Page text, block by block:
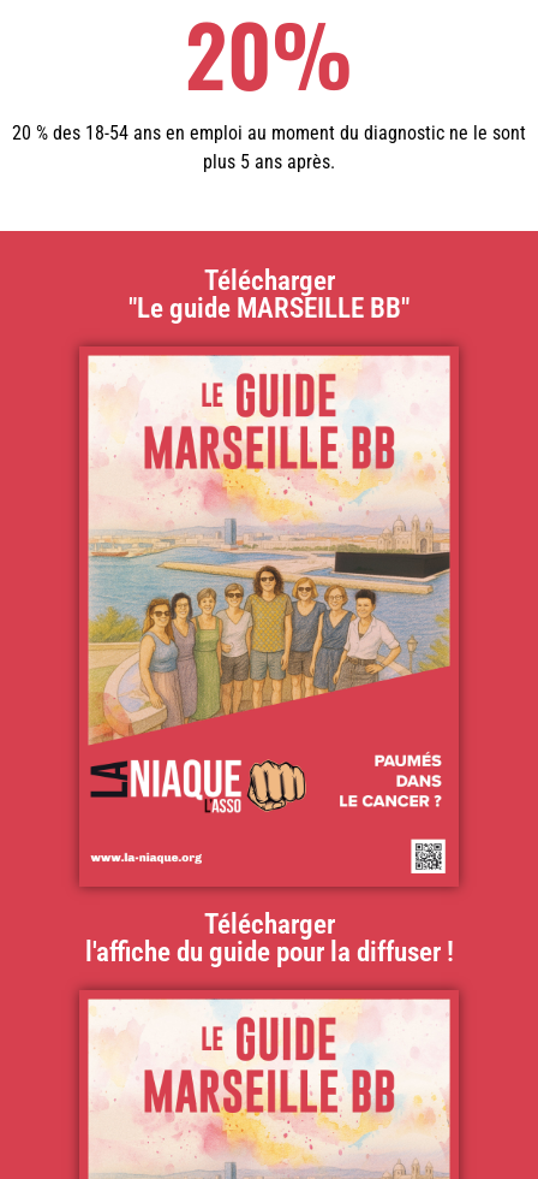
20%
20 % des 18-54 ans en emploi au moment du diagnostic ne le sont
plus 5 ans après.
Télécharger
"Le guide MARSEILLE BB"
Télécharger
l'affiche du guide pour la diffuser !